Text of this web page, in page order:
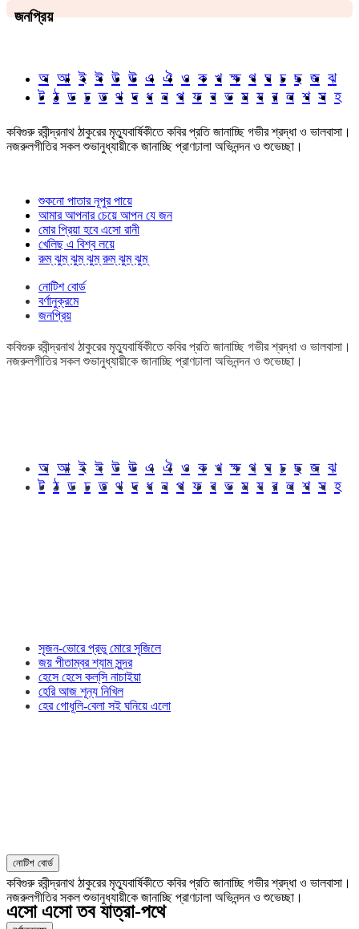
জনপ্রিয়
অ আ ই ঈ উ ঊ এ ঐ ও ক খ ক্ষ গ ঘ চ ছ জ ঝ
ট ঠ ড ঢ ত থ দ ধ ন প ফ ব ভ ম য র ল শ স হ
কবিগুরু রবীন্দ্রনাথ ঠাকুরের মৃত্যুবার্ষিকীতে কবির প্রতি জানাচ্ছি গভীর শ্রদ্ধা ও ভালবাসা।
নজরুলগীতির সকল শুভানুধ্যায়ীকে জানাচ্ছি প্রাণঢালা অভিনন্দন ও শুভেচ্ছা।
শুকনো পাতার নূপুর পায়ে
আমার আপনার চেয়ে আপন যে জন
মোর প্রিয়া হবে এসো রানী
খেলিছ এ বিশ্ব লয়ে
রুম্ ঝুম্ ঝুম্ ঝুম্ রুম্ ঝুম্ ঝুম্
নোটিশ বোর্ড
বর্ণানুক্রমে
জনপ্রিয়
কবিগুরু রবীন্দ্রনাথ ঠাকুরের মৃত্যুবার্ষিকীতে কবির প্রতি জানাচ্ছি গভীর শ্রদ্ধা ও ভালবাসা।
নজরুলগীতির সকল শুভানুধ্যায়ীকে জানাচ্ছি প্রাণঢালা অভিনন্দন ও শুভেচ্ছা।
অ আ ই ঈ উ ঊ এ ঐ ও ক খ ক্ষ গ ঘ চ ছ জ ঝ
ট ঠ ড ঢ ত থ দ ধ ন প ফ ব ভ ম য র ল শ স হ
সৃজন-ভোরে প্রভু মোরে সৃজিলে
জয় পীতাম্বর শ্যাম সুন্দর
হেসে হেসে কল্‌সি নাচাইয়া
হেরি আজ শূন্য নিখিল
হের গোধূলি-বেলা সই ঘনিয়ে এলো
নোটিশ বোর্ড
কবিগুরু রবীন্দ্রনাথ ঠাকুরের মৃত্যুবার্ষিকীতে কবির প্রতি জানাচ্ছি গভীর শ্রদ্ধা ও ভালবাসা।
নজরুলগীতির সকল শুভানুধ্যায়ীকে জানাচ্ছি প্রাণঢালা অভিনন্দন ও শুভেচ্ছা।
এসো এসো তব যাত্রা-পথে